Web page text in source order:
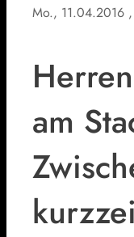
Mo., 11.04.2016
am